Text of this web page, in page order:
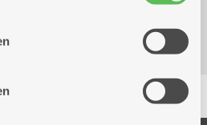
door derde partijen die een
gebruik van onze
combineren met andere